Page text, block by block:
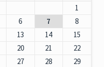
1
6 7
8
13 14
15
20 21
22
27 28
29